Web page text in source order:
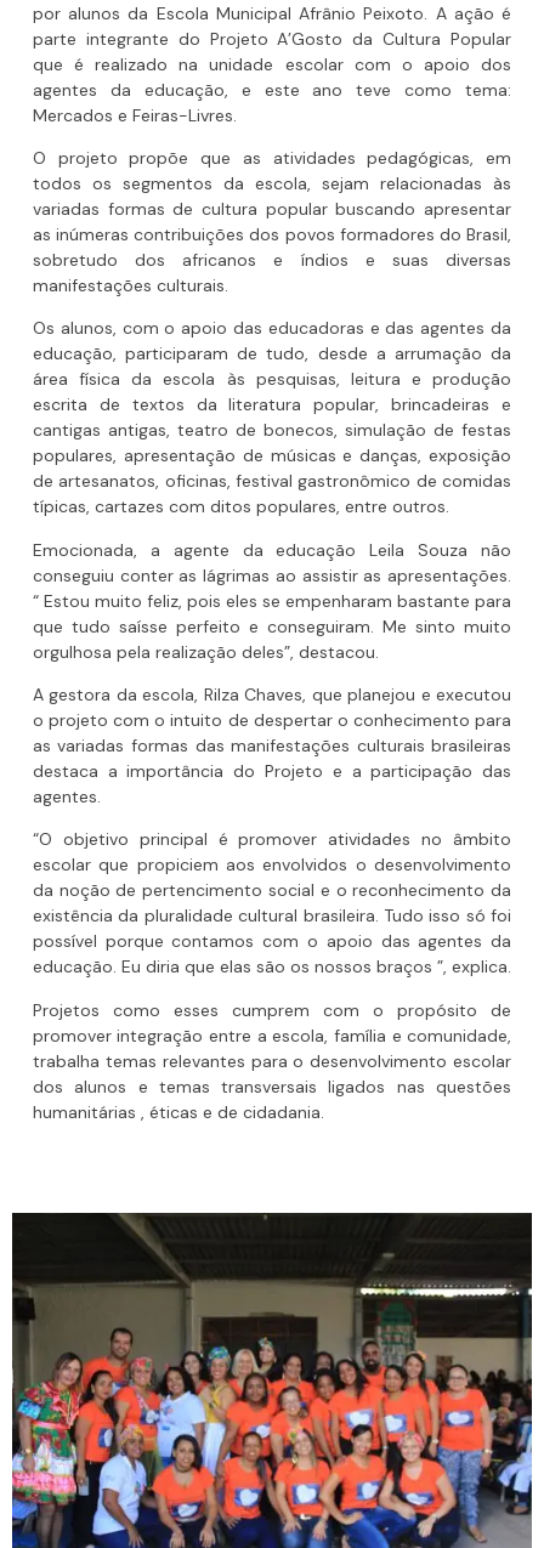
por alunos da Escola Municipal Afrânio Peixoto. A ação é
parte integrante do Projeto A’Gosto da Cultura Popular
que é realizado na unidade escolar com o apoio dos
agentes da educação, e este ano teve como tema:
Mercados e Feiras-Livres.
O projeto propõe que as atividades pedagógicas, em
todos os segmentos da escola, sejam relacionadas às
variadas formas de cultura popular buscando apresentar
as inúmeras contribuições dos povos formadores do Brasil,
sobretudo dos africanos e índios e suas diversas
manifestações culturais.
Os alunos, com o apoio das educadoras e das agentes da
educação, participaram de tudo, desde a arrumação da
área física da escola às pesquisas, leitura e produção
escrita de textos da literatura popular, brincadeiras e
cantigas antigas, teatro de bonecos, simulação de festas
populares, apresentação de músicas e danças, exposição
de artesanatos, oficinas, festival gastronômico de comidas
típicas, cartazes com ditos populares, entre outros.
Emocionada, a agente da educação Leila Souza não
conseguiu conter as lágrimas ao assistir as apresentações.
“ Estou muito feliz, pois eles se empenharam bastante para
que tudo saísse perfeito e conseguiram. Me sinto muito
orgulhosa pela realização deles”, destacou.
A gestora da escola, Rilza Chaves, que planejou e executou
o projeto com o intuito de despertar o conhecimento para
as variadas formas das manifestações culturais brasileiras
destaca a importância do Projeto e a participação das
agentes.
“O objetivo principal é promover atividades no âmbito
escolar que propiciem aos envolvidos o desenvolvimento
da noção de pertencimento social e o reconhecimento da
existência da pluralidade cultural brasileira. Tudo isso só foi
possível porque contamos com o apoio das agentes da
educação. Eu diria que elas são os nossos braços ”, explica.
Projetos como esses cumprem com o propósito de
promover integração entre a escola, família e comunidade,
trabalha temas relevantes para o desenvolvimento escolar
dos alunos e temas transversais ligados nas questões
humanitárias , éticas e de cidadania.